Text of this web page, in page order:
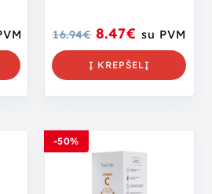
16.94€ 8.47€ su PVM
Į KREPŠELĮ
-50%